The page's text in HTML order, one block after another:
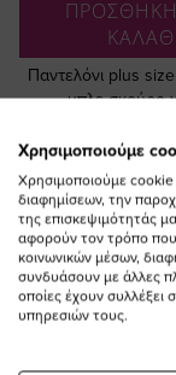
Παντελόνι plus
μπλε σκούρο
Χρησιμοποιούμε
Χρησιμοποιούμε cookie
διαφημίσεων, την
της επισκεψιμότητάς
αφορούν τον τρόπο που
κοινωνικών μέσων,
συνδυάσουν με άλλες
οποίες έχουν
υπηρεσιών τους.